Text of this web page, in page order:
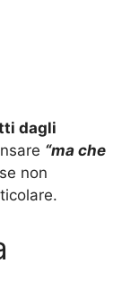
dagli
“ma che
non